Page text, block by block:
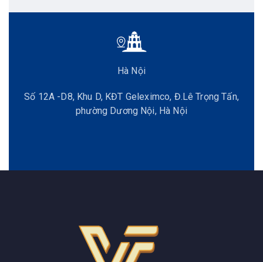
Hà Nội
Số 12A -D8, Khu D, KĐT Geleximco, Đ.Lê Trọng Tấn,
phường Dương Nội, Hà Nội